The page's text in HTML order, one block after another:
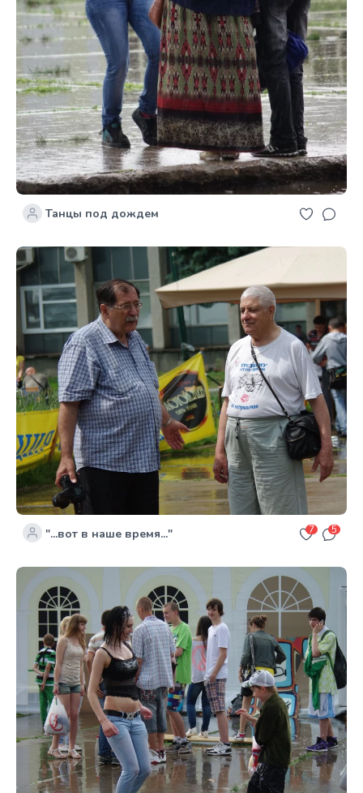
Танцы под дождем
"...вот в наше время..." 7 5